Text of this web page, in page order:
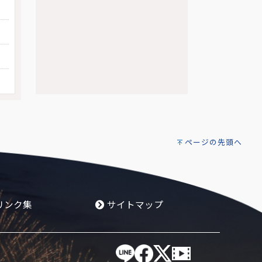
ページの先頭へ
ンク集 サイトマップ